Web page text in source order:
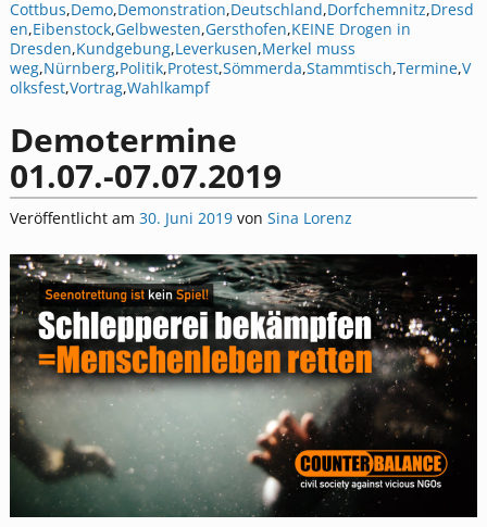
Cottbus,Demo,Demonstration,Deutschland,Dorfchemnitz,Dresd
en,Eibenstock,Gelbwesten,Gersthofen,KEINE Drogen in
Dresden,Kundgebung,Leverkusen,Merkel muss
weg,Nürnberg,Politik,Protest,Sömmerda,Stammtisch,Termine,V
olksfest,Vortrag,Wahlkampf
Demotermine
01.07.-07.07.2019
Veröffentlicht am 30. Juni 2019 von Sina Lorenz